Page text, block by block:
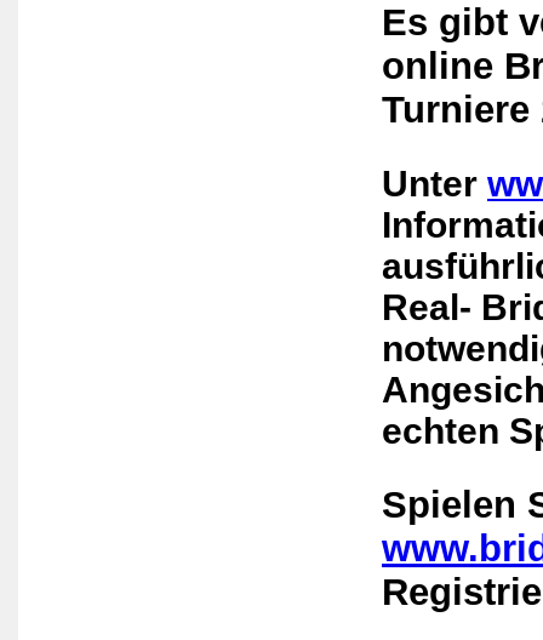
Es gibt
online
Turniere
Unter
Real-
echten
Spielen